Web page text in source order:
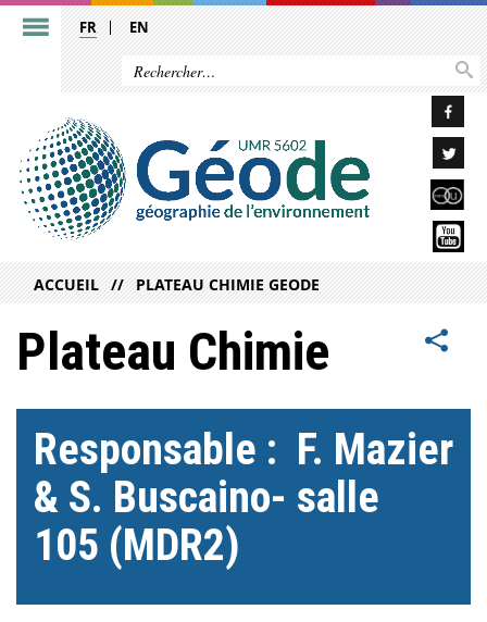
FR EN
ACCUEIL PLATEAU CHIMIE GEODE
Plateau Chimie
Responsable : F. Mazier
& S. Buscaino- salle
105 (MDR2)